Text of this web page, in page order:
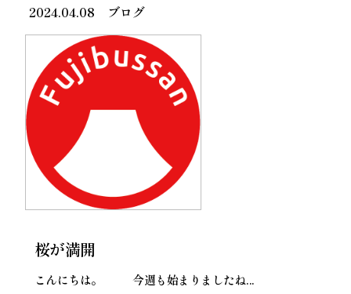
桜が満開
こんにちは。 今週も始まりましたね...
2024.04.08 ブログ